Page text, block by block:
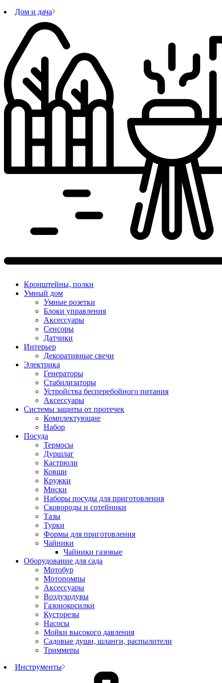
Дом и дача
Кронштейны, полки
Умный дом
Умные розетки
Блоки управления
Аксессуары
Сенсоры
Датчики
Интерьер
Декоративные свечи
Электрика
Генераторы
Стабилизаторы
Устройства бесперебойного питания
Аксессуары
Системы защиты от протечек
Комплектующие
Набор
Посуда
Термосы
Дуршлаг
Кастрюли
Ковши
Кружки
Миски
Наборы посуды для приготовления
Сковороды и сотейники
Тазы
Турки
Формы для приготовления
Чайники
Чайники газовые
Оборудование для сада
Мотобур
Мотопомпы
Аксессуары
Воздуходувы
Газонокосилки
Кусторезы
Насосы
Мойки высокого давления
Садовые души, шланги, распылители
Триммеры
Инструменты